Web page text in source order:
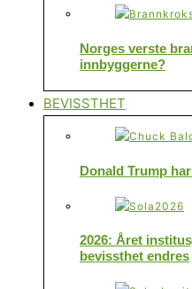
Norges verste
innbyggerne?
BEVISSTHET
Donald Trump
2026: Året
bevissthet endres